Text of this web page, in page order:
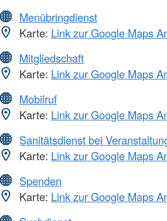
Menübringdienst
Karte: Link zur Google Maps
Mitgliedschaft
Karte: Link zur Google Maps
Mobilruf
Karte: Link zur Google Maps
Sanitätsdienst bei
Karte: Link zur Google Maps
Spenden
Karte: Link zur Google Maps